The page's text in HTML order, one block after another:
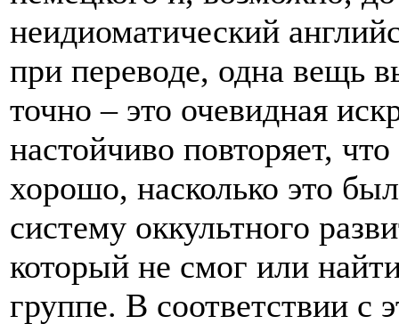
неидиоматический
при переводе, одна вещь
точно – это очевидная
настойчиво повторяет,
хорошо, насколько это
систему оккультного
который не смог или
группе. В соответствии с